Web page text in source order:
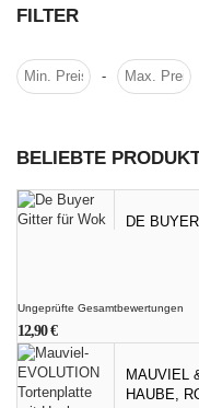
FILTER
-
BELIEBTE
DE
Ungeprüfte Gesamtbewertungen
12,90€
MAUVIEL
HAUBE,